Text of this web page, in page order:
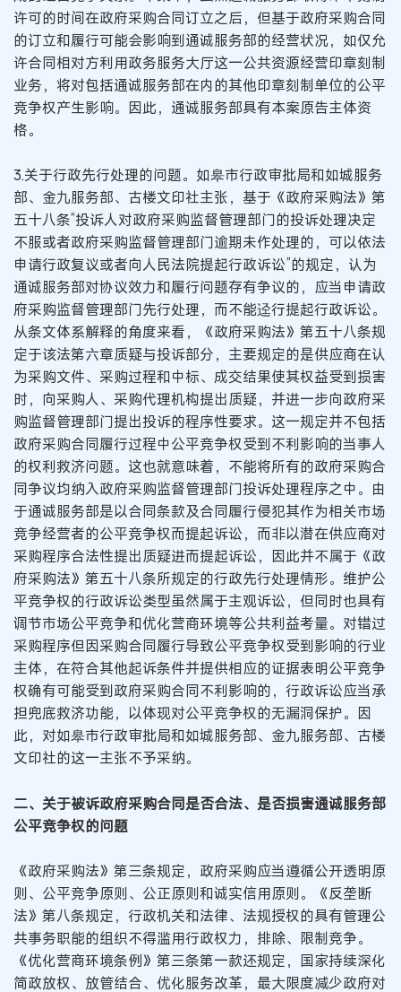
许可的时间在政府采购合同订立之后，但基于政府采购合同
的订立和履行可能会影响到通诚服务部的经营状况，如仅允
许合同相对方利用政务服务大厅这一公共资源经营印章刻制
业务，将对包括通诚服务部在内的其他印章刻制单位的公平
竞争权产生影响。因此，通诚服务部具有本案原告主体资
格。
3.关于行政先行处理的问题。如皋市行政审批局和如城服务
部、金九服务部、古楼文印社主张，基于《政府采购法》第
五十八条“投诉人对政府采购监督管理部门的投诉处理决定
不服或者政府采购监督管理部门逾期未作处理的，可以依法
申请行政复议或者向人民法院提起行政诉讼”的规定，认为
通诚服务部对协议效力和履行问题存有争议的，应当申请政
府采购监督管理部门先行处理，而不能迳行提起行政诉讼。
从条文体系解释的角度来看，《政府采购法》第五十八条规
定于该法第六章质疑与投诉部分，主要规定的是供应商在认
为采购文件、采购过程和中标、成交结果使其权益受到损害
时，向采购人、采购代理机构提出质疑，并进一步向政府采
购监督管理部门提出投诉的程序性要求。这一规定并不包括
政府采购合同履行过程中公平竞争权受到不利影响的当事人
的权利救济问题。这也就意味着，不能将所有的政府采购合
同争议均纳入政府采购监督管理部门投诉处理程序之中。由
于通诚服务部是以合同条款及合同履行侵犯其作为相关市场
竞争经营者的公平竞争权而提起诉讼，而非以潜在供应商对
采购程序合法性提出质疑进而提起诉讼，因此并不属于《政
府采购法》第五十八条所规定的行政先行处理情形。维护公
平竞争权的行政诉讼类型虽然属于主观诉讼，但同时也具有
调节市场公平竞争和优化营商环境等公共利益考量。对错过
采购程序但因采购合同履行导致公平竞争权受到影响的行业
主体，在符合其他起诉条件并提供相应的证据表明公平竞争
权确有可能受到政府采购合同不利影响的，行政诉讼应当承
担兜底救济功能，以体现对公平竞争权的无漏洞保护。因
此，对如皋市行政审批局和如城服务部、金九服务部、古楼
文印社的这一主张不予采纳。
二、关于被诉政府采购合同是否合法、是否损害通诚服务部
公平竞争权的问题
《政府采购法》第三条规定，政府采购应当遵循公开透明原
则、公平竞争原则、公正原则和诚实信用原则。《反垄断
法》第八条规定，行政机关和法律、法规授权的具有管理公
共事务职能的组织不得滥用行政权力，排除、限制竞争。
《优化营商环境条例》第三条第一款还规定，国家持续深化
简政放权、放管结合、优化服务改革，最大限度减少政府对